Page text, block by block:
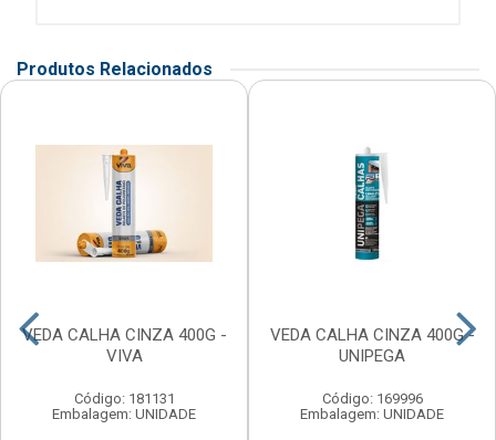
Produtos Relacionados
VEDA CALHA CINZA 400G -
VIVA
Código: 181131
Embalagem: UNIDADE
VEDA CALHA CINZA 400G -
UNIPEGA
Código: 169996
Embalagem: UNIDADE